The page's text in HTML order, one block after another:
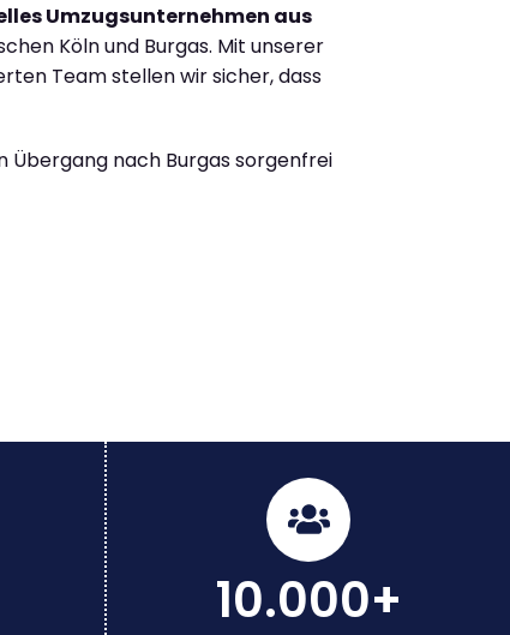
Umzugsunternehmen aus
Köln und Burgas. Mit unserer
Team stellen wir sicher, dass
Übergang nach Burgas sorgenfrei
10.000+